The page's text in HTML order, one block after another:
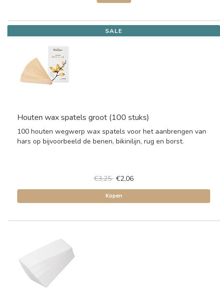
SALE
Houten wax spatels groot (100 stuks)
100 houten wegwerp wax spatels voor het aanbrengen van
hars op bijvoorbeeld de benen, bikinilijn, rug en borst.
€3,25 €2,06
Kopen